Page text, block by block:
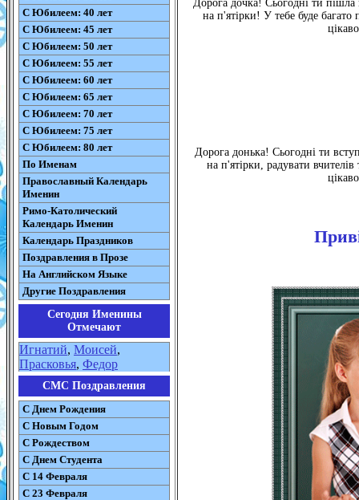
С Юбилеем: 40 лет
С Юбилеем: 45 лет
С Юбилеем: 50 лет
С Юбилеем: 55 лет
С Юбилеем: 60 лет
С Юбилеем: 65 лет
С Юбилеем: 70 лет
С Юбилеем: 75 лет
С Юбилеем: 80 лет
По Именам
Православный Календарь
Именин
Римо-Католический
Календарь Именин
Календарь Праздников
Поздравления в Прозе
На Английском Языке
Другие Поздравления
Сегодня Именины
Отмечают
Игнатий, Моисей,
Прасковья, Федор
СМС Поздравления
С Днем Рождения
С Новым Годом
С Рождеством
C Днем Студента
С 14 Февраля
С 23 Февраля
Дорога дочка! Сьогодні ти
на п'ятірки! У тебе буде багато
Дорога донька! Сьогодні ти
на п'ятірки, радувати